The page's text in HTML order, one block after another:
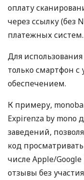
оплату
через ссылку (без
платежных систем.
Для
только смартфон
обеспечением.
К примеру,
Expirenza by mono
заведений,
код
числе Apple/Google
отзывы без